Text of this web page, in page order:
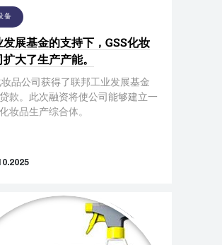
备
发展基金的支持下，GSS化妆
大了生产产能。
品公司获得了联邦工业发展基金
款。此次融资将使公司能够建立一
妆品生产综合体。